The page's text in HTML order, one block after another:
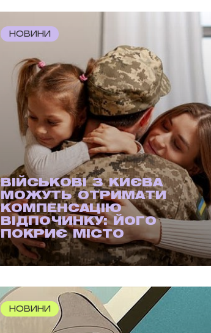
НОВИНИ
ВІЙСЬКОВІ З КИЄВА
МОЖУТЬ ОТРИМАТИ
КОМПЕНСАЦІЮ
ВІДПОЧИНКУ: ЙОГО
ПОКРИЄ МІСТО
НОВИНИ